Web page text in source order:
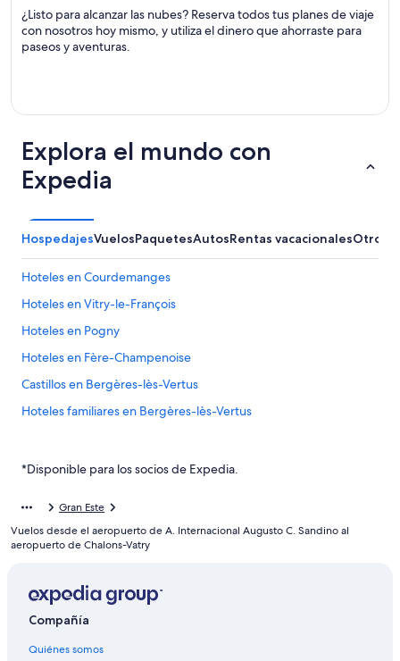
¿Listo para alcanzar las nubes? Reserva todos tus planes de viaje
con nosotros hoy mismo, y utiliza el dinero que ahorraste para
paseos y aventuras.
Explora el mundo con
Expedia
HospedajesVuelosPaquetesAutosRentas vacacionalesOtros
Hoteles en Courdemanges
Hoteles en Vitry-le-François
Hoteles en Pogny
Hoteles en Fère-Champenoise
Castillos en Bergères-lès-Vertus
Hoteles familiares en Bergères-lès-Vertus
Hoteles en Bergères-lès-Vertus
Centros vacacionales en Champagne
Hoteles haciendas en Champagne
Hoteles de lujo en Champagne
Hoteles baratos en Champagne
Hoteles con hidromasaje en Champagne
*Disponible para los socios de Expedia.
Gran Este
Vuelos desde el aeropuerto de A. Internacional Augusto C. Sandino al
aeropuerto de Chalons-Vatry
Compañía
Quiénes somos